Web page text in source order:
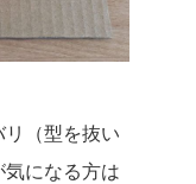
（型を抜い
になる方は